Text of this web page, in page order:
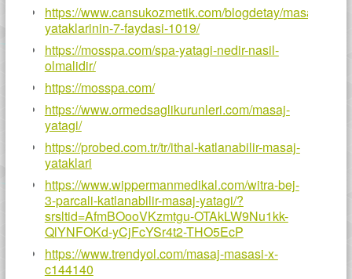
https://www.cansukozmetik.com/blogdetay/masaj-
yataklarinin-7-faydasi-1019/
https://mosspa.com/spa-yatagi-nedir-nasil-
olmalidir/
https://mosspa.com/
https://www.ormedsaglikurunleri.com/masaj-
yatagi/
https://probed.com.tr/tr/ithal-katlanabilir-masaj-
yataklari
https://www.wippermanmedikal.com/witra-bej-
3-parcali-katlanabilir-masaj-yatagi/?
srsltid=AfmBOooVKzmtgu-OTAkLW9Nu1kk-
QlYNFOKd-yCjFcYSr4t2-THO5EcP
https://www.trendyol.com/masaj-masasi-x-
c144140